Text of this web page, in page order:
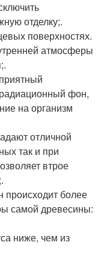
отделку;.
поверхностях.
атмосферы
фон,
на организм
отличной
так и при
втрое
происходит более
самой древесины:
ниже, чем из